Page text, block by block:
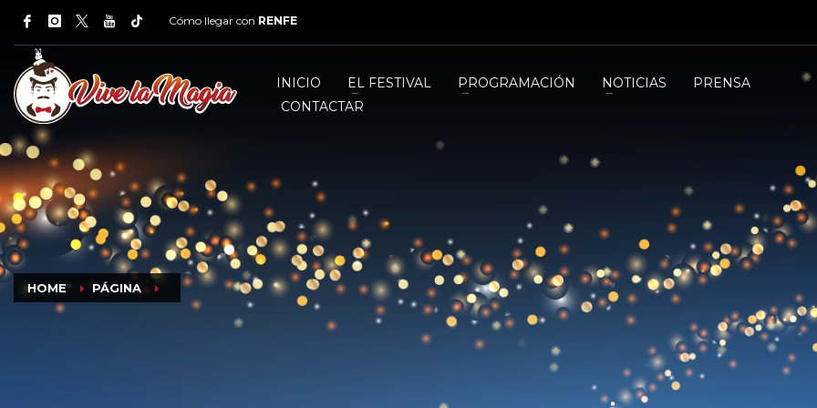
Cómo llegar con RENFE
INICIO EL FESTIVAL PROGRAMACIÓN NOTICIAS
PRENSA
CONTACTAR
HOME PÁGINA